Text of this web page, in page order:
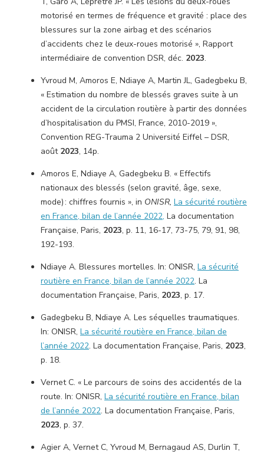
motorisé en termes de fréquence et gravité : place des
blessures sur la zone airbag et des scénarios
d’accidents chez le deux-roues motorisé », Rapport
intermédiaire de convention DSR, déc. 2023.
Yvroud M, Amoros E, Ndiaye A, Martin JL, Gadegbeku B,
« Estimation du nombre de blessés graves suite à un
accident de la circulation routière à partir des données
d’hospitalisation du PMSI, France, 2010-2019 »,
Convention REG-Trauma 2 Université Eiffel – DSR,
août 2023, 14p.
Amoros E, Ndiaye A, Gadegbeku B. « Effectifs
nationaux des blessés (selon gravité, âge, sexe,
mode) : chiffres fournis », in ONISR, La sécurité routière
en France, bilan de l’année 2022, La documentation
Française, Paris, 2023, p. 11, 16-17, 73-75, 79, 91, 98,
192-193.
Ndiaye A. Blessures mortelles. In: ONISR, La sécurité
routière en France, bilan de l’année 2022. La
documentation Française, Paris, 2023, p. 17.
Gadegbeku B, Ndiaye A. Les séquelles traumatiques.
In: ONISR, La sécurité routière en France, bilan de
l’année 2022. La documentation Française, Paris, 2023,
p. 18.
Vernet C. « Le parcours de soins des accidentés de la
route. In: ONISR, La sécurité routière en France, bilan
de l’année 2022. La documentation Française, Paris,
2023, p. 37.
Agier A, Vernet C, Yvroud M, Bernagaud AS, Durlin T,